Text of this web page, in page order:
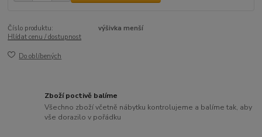
Číslo produktu:
výšivka menší
Hlídat cenu / dostupnost
Do oblíbených
Zboží poctivě balíme
Všechno zboží včetně nábytku kontrolujeme a balíme tak, aby
vše dorazilo v pořádku